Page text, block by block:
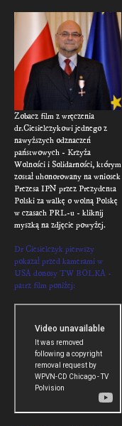
Zobacz film z wręczenia
dr.Ciesielczykowi jednego z
nawyższych odznaczeń
państwowych - Krzyża
Wolności i Solidarności, którym
został uhonorowany na wniosek
Prezesa IPN przez Prezydenta
Polski za walkę o wolną Polskę
w czasach PRL-u - kliknij
myszką na zdjęcie powyżej.
Dr Ciesielczyk pierwszy
pokazał przed kamerami w
USA donosy TW BOLKA -
patrz film poniżej: